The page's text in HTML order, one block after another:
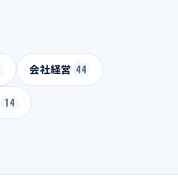
会社経営 44
14